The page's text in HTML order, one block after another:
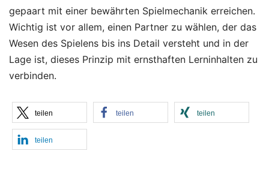
gepaart mit einer bewährten Spielmechanik erreichen.
Wichtig ist vor allem, einen Partner zu wählen, der das
Wesen des Spielens bis ins Detail versteht und in der
Lage ist, dieses Prinzip mit ernsthaften Lerninhalten zu
verbinden.
teilen teilen teilen
teilen